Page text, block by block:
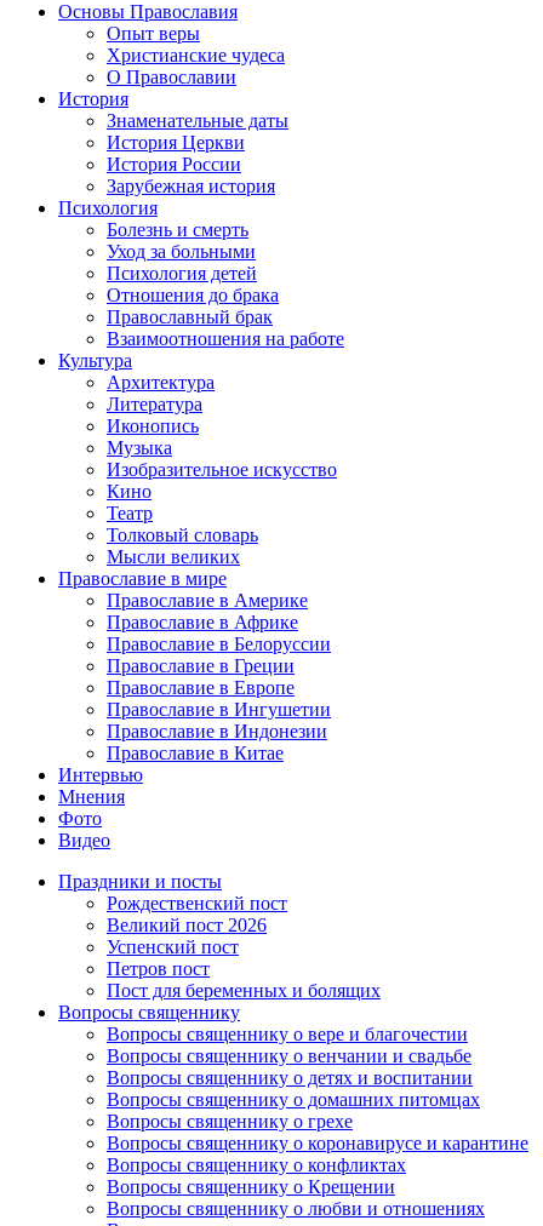
Основы Православия
Опыт веры
Христианские чудеса
О Православии
История
Знаменательные даты
История Церкви
История России
Зарубежная история
Психология
Болезнь и смерть
Уход за больными
Психология детей
Отношения до брака
Православный брак
Взаимоотношения на работе
Культура
Архитектура
Литература
Иконопись
Музыка
Изобразительное искусство
Кино
Театр
Толковый словарь
Мысли великих
Православие в мире
Православие в Америке
Православие в Африке
Православие в Белоруссии
Православие в Греции
Православие в Европе
Православие в Ингушетии
Православие в Индонезии
Православие в Китае
Интервью
Мнения
Фото
Видео
Праздники и посты
Рождественский пост
Великий пост 2026
Успенский пост
Петров пост
Пост для беременных и болящих
Вопросы священнику
Вопросы священнику о вере и благочестии
Вопросы священнику о венчании и свадьбе
Вопросы священнику о детях и воспитании
Вопросы священнику о домашних питомцах
Вопросы священнику о грехе
Вопросы священнику о коронавирусе и карантине
Вопросы священнику о конфликтах
Вопросы священнику о Крещении
Вопросы священнику о любви и отношениях